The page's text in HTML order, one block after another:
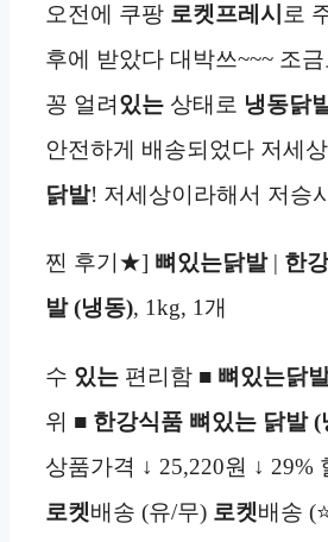
오전에 쿠팡 로켓프레시 로
후에 받았다 대박쓰~~~ 조
꽁 얼려 있는 상태로 냉동닭
안전하게 배송되었다 저세
닭발! 저세상이라해서 저승
찐 후기★] 뼈있는닭발| 한
발 (냉동), 1kg, 1개
수 있는 편리함 ■ 뼈있는닭
위 ■ 한강식품 뼈있는 닭발 (
상품가격 ↓ 25,220원 ↓ 29%
로켓배송 (유/무) 로켓배송